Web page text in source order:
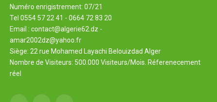
Numéro enrigistrement: 07/21
Tel 0554 57 22 41 - 0664 72 83 20
Email : contact@algerie62.dz -
amar2002dz@yahoo.fr
Siège: 22 rue Mohamed Layachi Belouizdad Alger
Nombre de Visiteurs: 500.000 Visiteurs/Mois. Réferenecement
réel